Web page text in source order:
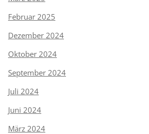
Februar 2025
Dezember 2024
Oktober 2024
September 2024
Juli 2024
Juni 2024
März 2024